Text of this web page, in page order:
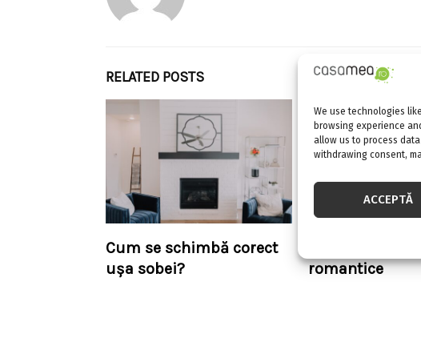
We use technologies
browsing experience
allow us to process
withdrawing consent,
ACCEPTĂ
RELATED POSTS
Cum se schimbă corect
ușa sobei?
romantice